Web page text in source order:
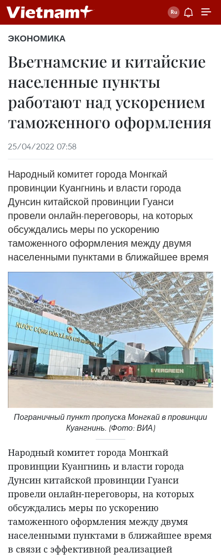
ЭКОНОМИКА
Вьетнамские и китайские
населенные пункты
работают над ускорением
таможенного оформления
25/04/2022 07:58
Народный комитет города Монгкай
провинции Куангнинь и власти города
Дунсин китайской провинции Гуанси
провели онлайн-переговоры, на которых
обсуждались меры по ускорению
таможенного оформления между двумя
населенными пунктами в ближайшее время
Пограничный пункт пропуска Монгкай в провинции
Куангнинь. (Фото: ВИА)
Народный комитет города Монгкай
провинции Куангнинь и власти города
Дунсин китайской провинции Гуанси
провели онлайн-переговоры, на которых
обсуждались меры по ускорению
таможенного оформления между двумя
населенными пунктами в ближайшее время
в связи с эффективной реализацией